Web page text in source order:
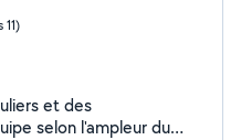
et des
selon l'ampleur du